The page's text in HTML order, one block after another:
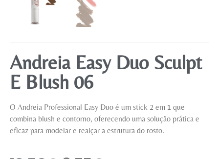
Andreia Easy Duo Sculpt
E Blush 06
O Andreia Professional Easy Duo é um stick 2 em 1 que
combina blush e contorno, oferecendo uma solução prática e
eficaz para modelar e realçar a estrutura do rosto.